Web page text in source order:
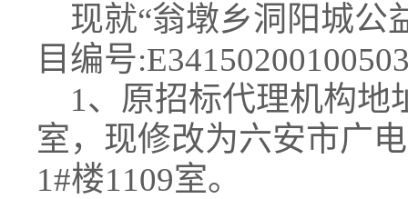
现就“翁墩乡洞阳城公
目编号
1、原招标代理机构地
室，现修改为六安市广
1#楼1109室。